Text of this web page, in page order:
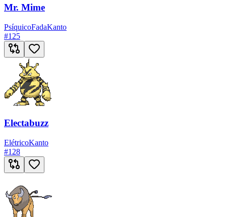
Mr. Mime
PsíquicoFadaKanto
#125
Electabuzz
ElétricoKanto
#128